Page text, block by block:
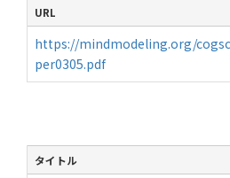
URL
https://mindmodeling.org/
per0305.pdf
タイトル